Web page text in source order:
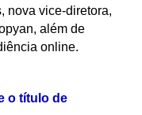
nova vice-diretora,
além de
online.
o título de